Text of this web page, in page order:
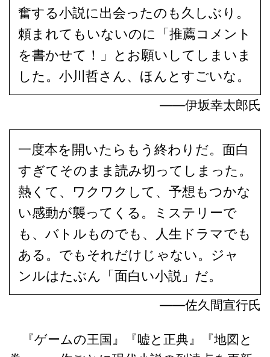
奮する小説に出会ったのも久しぶり。
頼まれてもいないのに「推薦コメント
を書かせて！」とお願いしてしまいま
した。小川哲さん、ほんとすごいな。
――伊坂幸太郎氏
一度本を開いたらもう終わりだ。面白
すぎてそのまま読み切ってしまった。
熱くて、ワクワクして、予想もつかな
い感動が襲ってくる。ミステリーで
も、バトルものでも、人生ドラマでも
ある。でもそれだけじゃない。ジャ
ンルはたぶん「面白い小説」だ。
――佐久間宣行氏
『ゲームの王国』『嘘と正典』『地図と